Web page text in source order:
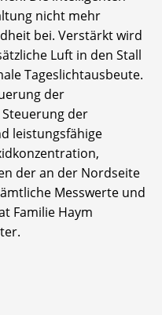
nicht mehr
bei. Verstärkt wird
Luft in den Stall
Tageslichtausbeute.
der
der
leistungsfähige
der an der Nordseite
Messwerte und
Familie Haym